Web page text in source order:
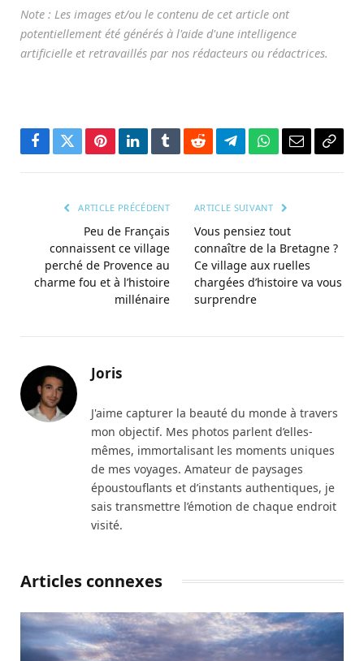
Facebook
TwitterPinterestLinkedInTumblrRedditTélégramme
WhatsApp
Courriel
ARTICLE PRÉCÉDENT
Peu de Français
connaissent ce village
perché de Provence au
charme fou et à l’histoire
millénaire
ARTICLE SUIVANT
Vous pensiez tout
connaître de la Bretagne ?
Ce village aux ruelles
chargées d’histoire va vous
surprendre
Joris
J'aime capturer la beauté du monde à travers
mon objectif. Mes photos parlent d’elles-
mêmes, immortalisant les moments uniques
de mes voyages. Amateur de paysages
époustouflants et d’instants authentiques, je
sais transmettre l’émotion de chaque endroit
visité.
Articles connexes